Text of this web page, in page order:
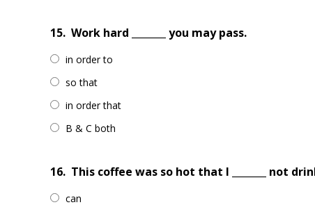
15. Work hard _______ you may pass.
in order to
so that
in order that
B & C both
16. This coffee was so hot that I _______ not
can